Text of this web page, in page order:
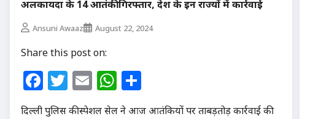
अलकायदा के 14 आतंकी गिरफ्तार, देश के इन राज्यों में कार्रवाई
Ansuni Awaaz August 22, 2024
Share this post on:
Facebook
Twitter
EmailWhatsApp
दिल्ली पुलिस की स्पेशल सेल ने आज आतंकियों पर ताबड़तोड़ कार्रवाई की